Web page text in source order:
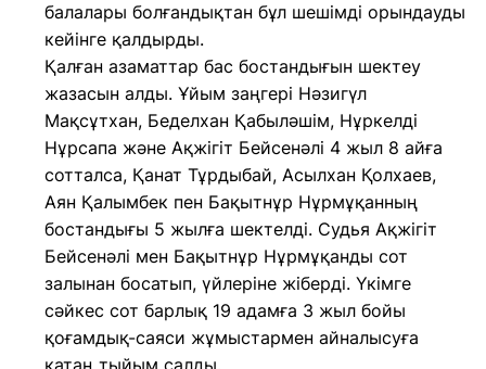
балалары болғандықтан бұл шешімді орындауды
кейінге қалдырды.
Қалған азаматтар бас бостандығын шектеу
жазасын алды. Ұйым заңгері Нәзигүл
Мақсұтхан, Беделхан Қабыләшім, Нұркелді
Нұрсапа және Ақжігіт Бейсенәлі 4 жыл 8 айға
сотталса, Қанат Тұрдыбай, Асылхан Қолхаев,
Аян Қалымбек пен Бақытнұр Нұрмұқанның
бостандығы 5 жылға шектелді. Судья Ақжігіт
Бейсенәлі мен Бақытнұр Нұрмұқанды сот
залынан босатып, үйлеріне жіберді. Үкімге
сәйкес сот барлық 19 адамға 3 жыл бойы
қоғамдық-саяси жұмыстармен айналысуға
қатаң тыйым салды.